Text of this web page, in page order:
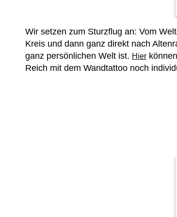
Wir setzen zum Sturzflug an: Vom
Kreis und dann ganz direkt nach
ganz persönlichen Welt ist. Hier
Reich mit dem Wandtattoo noch